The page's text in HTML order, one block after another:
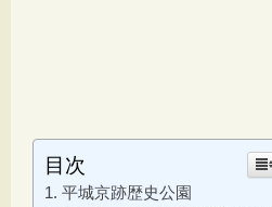
目次
平城京跡歴史公園